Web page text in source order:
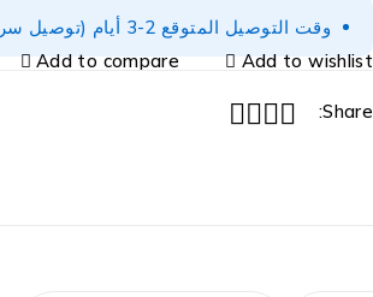
وقت التوصيل المتوقع 2-3 أيام (توصيل سريع)
Add to wishlist
Add to compare
Share: